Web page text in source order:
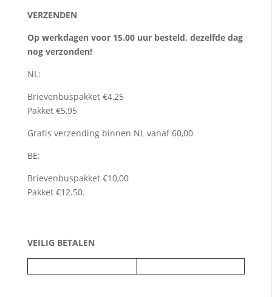
VERZENDEN
Op werkdagen voor 15.00 uur besteld, dezelfde dag
nog verzonden!
NL:
Brievenbuspakket €4,25
Pakket €5,95
Gratis verzending binnen NL vanaf 60,00
BE:
Brievenbuspakket €10,00
Pakket €12.50.
VEILIG BETALEN